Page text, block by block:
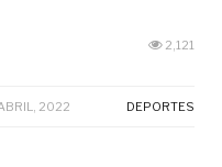
2,121
2022 DEPORTES